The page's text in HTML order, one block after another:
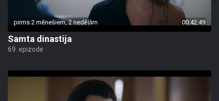
pirms 2 mēnešiem, 2 nedēļām 00:42:49
Samta dinastija
69. epizode